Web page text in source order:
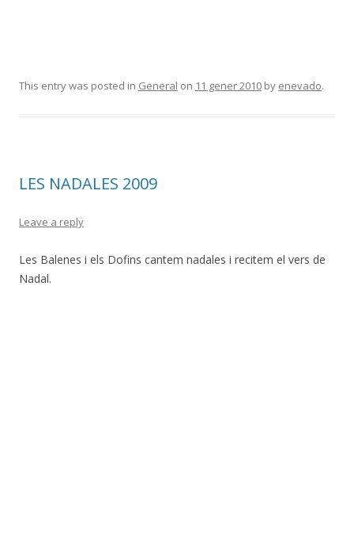
This entry was posted in General on 11 gener 2010 by enevado.
LES NADALES 2009
Leave a reply
Les Balenes i els Dofins cantem nadales i recitem el vers de
Nadal.